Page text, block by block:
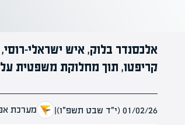
אלכסנדר בלוק, איש ישראלי-
קריפטו, תוך מחלוקת משפטית על
01/02/26 (י״ד שבט תשפ״ו) | מערכת